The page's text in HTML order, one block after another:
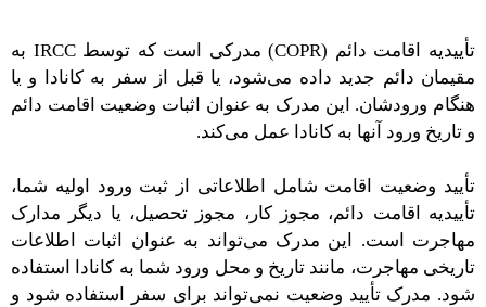
تأییدیه اقامت دائم (COPR) مدرکی است که توسط IRCC به
مقیمان دائم جدید داده می‌شود، یا قبل از سفر به کانادا و یا
هنگام ورودشان. این مدرک به عنوان اثبات وضعیت اقامت دائم
و تاریخ ورود آنها به کانادا عمل می‌کند.
تأیید وضعیت اقامت شامل اطلاعاتی از ثبت ورود اولیه شما،
تأییدیه اقامت دائم، مجوز کار، مجوز تحصیل، یا دیگر مدارک
مهاجرت است. این مدرک می‌تواند به عنوان اثبات اطلاعات
تاریخی مهاجرت، مانند تاریخ و محل ورود شما به کانادا استفاده
شود. مدرک تأیید وضعیت نمی‌تواند برای سفر استفاده شود و